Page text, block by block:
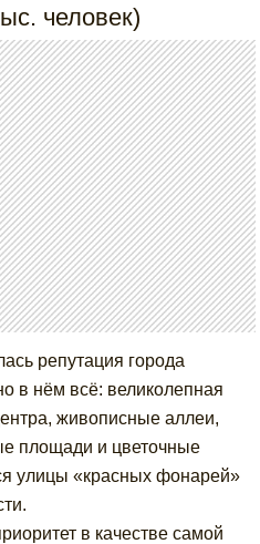
человек)
репутация города
в нём всё: великолепная
живописные аллеи,
площади и цветочные
улицы «красных фонарей»
в качестве самой